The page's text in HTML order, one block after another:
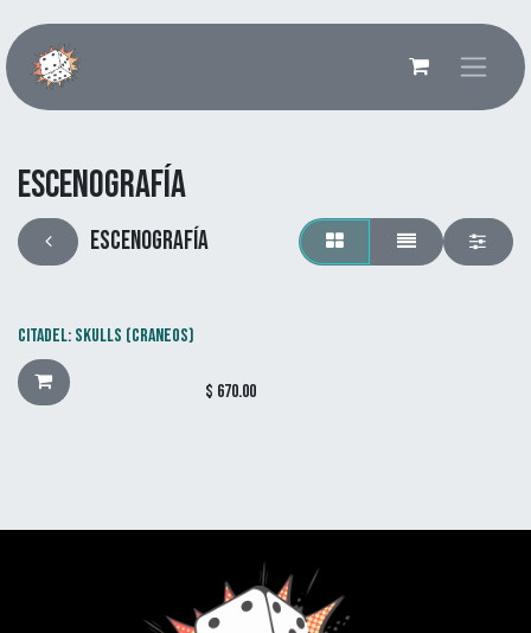
Escenografía
Escenografía
CITADEL: SKULLS (CRANEOS)
$ 670.00